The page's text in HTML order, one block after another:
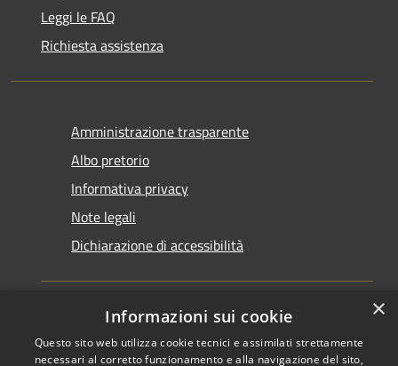
Leggi le FAQ
Richiesta assistenza
Amministrazione trasparente
Albo pretorio
Informativa privacy
Note legali
Dichiarazione di accessibilità
RSS Copyright © 2026 • Comune di
×
Informazioni sui cookie
Questo sito web utilizza cookie tecnici e assimilati strettamente
necessari al corretto funzionamento e alla navigazione del sito,